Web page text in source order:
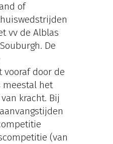
of
vv de Alblas
De
door de
meestal het
kracht. Bij
(van